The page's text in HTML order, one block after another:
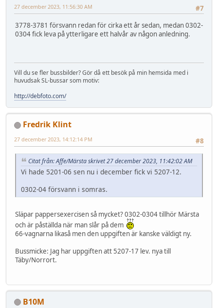
#7
27 december 2023, 11:56:30 AM
3778-3781 försvann redan för cirka ett år sedan, medan 0302-
0304 fick leva på ytterligare ett halvår av någon anledning.
Vill du se fler bussbilder? Gör då ett besök på min hemsida med i
huvudsak SL-bussar som motiv:
http://debfoto.com/
Fredrik Klint
#8
27 december 2023, 14:12:14 PM
Citat från: Affe/Märsta skrivet 27 december 2023, 11:42:02 AM
Vi hade 5201-06 sen nu i december fick vi 5207-12.
0302-04 försvann i somras.
Släpar pappersexercisen så mycket? 0302-0304 tillhör Märsta
och är påställda när man slår på dem
66-vagnarna likaså men den uppgiften är kanske väldigt ny.
Bussmicke: Jag har uppgiften att 5207-17 lev. nya till
Täby/Norrort.
B10M